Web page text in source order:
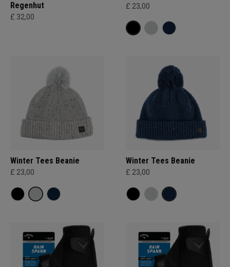
Regenhut
£ 32,00
£ 23,00
Winter Tees Beanie
£ 23,00
Winter Tees Beanie
£ 23,00